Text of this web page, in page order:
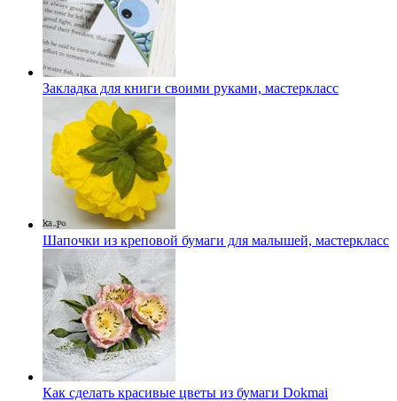
Закладка для книги своими руками, мастеркласс
Шапочки из креповой бумаги для малышей, мастеркласс
Как сделать красивые цветы из бумаги Dokmai